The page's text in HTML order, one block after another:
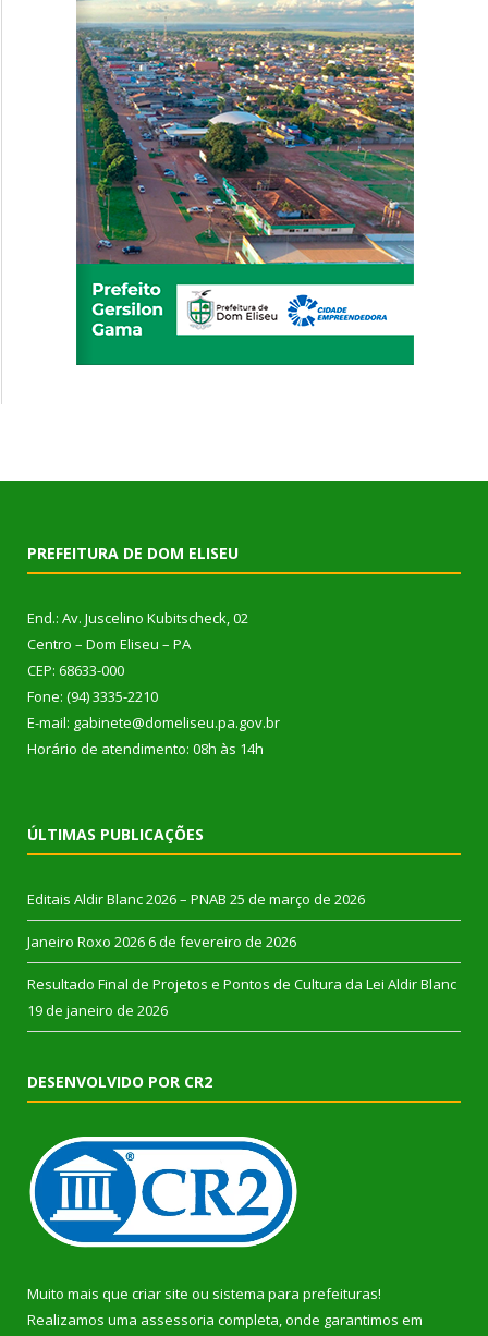
PREFEITURA DE DOM ELISEU
End.: Av. Juscelino Kubitscheck, 02
Centro – Dom Eliseu – PA
CEP: 68633-000
Fone: (94) 3335-2210
E-mail: gabinete@domeliseu.pa.gov.br
Horário de atendimento: 08h às 14h
ÚLTIMAS PUBLICAÇÕES
Editais Aldir Blanc 2026 – PNAB 25 de março de 2026
Janeiro Roxo 2026 6 de fevereiro de 2026
Resultado Final de Projetos e Pontos de Cultura da Lei Aldir Blanc
19 de janeiro de 2026
DESENVOLVIDO POR CR2
Muito mais que criar site ou sistema para prefeituras!
Realizamos uma assessoria completa, onde garantimos em